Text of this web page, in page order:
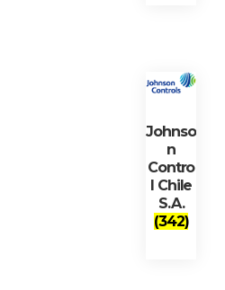
Johnso
n
Contro
l Chile
S.A.
(342)